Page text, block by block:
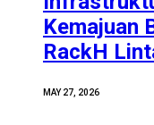
Kemajuan
RackH
MAY 27, 2026